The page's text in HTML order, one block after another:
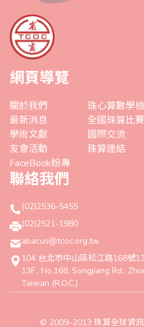
網頁導覽
關於我們
最新消息
學術文獻
友會活動
FaceBook粉專
珠心算數學
全國珠算比賽
國際交流
珠算連結
聯絡我們
(02)2536-5455
(02)2521-1980
abacus@tcoc.org.tw
104 台北市中山區松江路168號
13F., No.168, Songjiang Rd.,
Taiwan (R.O.C.)
© 2009–2013 珠算全球資